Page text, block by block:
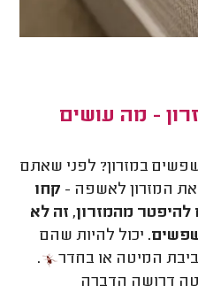
- מה עושים
במזרון? לפני שאתם
המזרון לאשפה - קחו
מהמזרון, זה לא
יכול להיות שהם
המיטה או בחדר
.
דרושה הדברה